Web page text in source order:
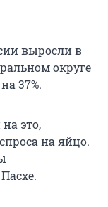
выросли в
округе
37%.
это,
на яйцо.